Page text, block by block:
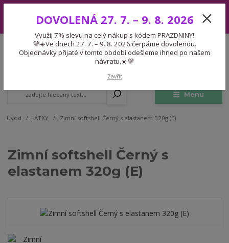
7. – 9. 8. 2026 čerpáme dovolenou. Objednávky přijaté v tomto období
odešleme ihned po našem návratu.☀️💜
Menu
CZK
Expedice 775 866 913
Po-Čt 9-15:30 Pá 9-14:30 Pauza 13-13:45
Úvod LÁTKY Zimní softshell Černý s elastanem 320g (E)
Zimní softshell Černý s
elastanem 320g (E)
DOVOLENÁ 27. 7. – 9. 8. 2026
Využij 7% slevu na celý nákup s kódem PRAZDNINY!
💜☀️Ve dnech 27. 7. – 9. 8. 2026 čerpáme dovolenou.
Objednávky přijaté v tomto období odešleme ihned po našem
návratu.☀️💜
Zavřít